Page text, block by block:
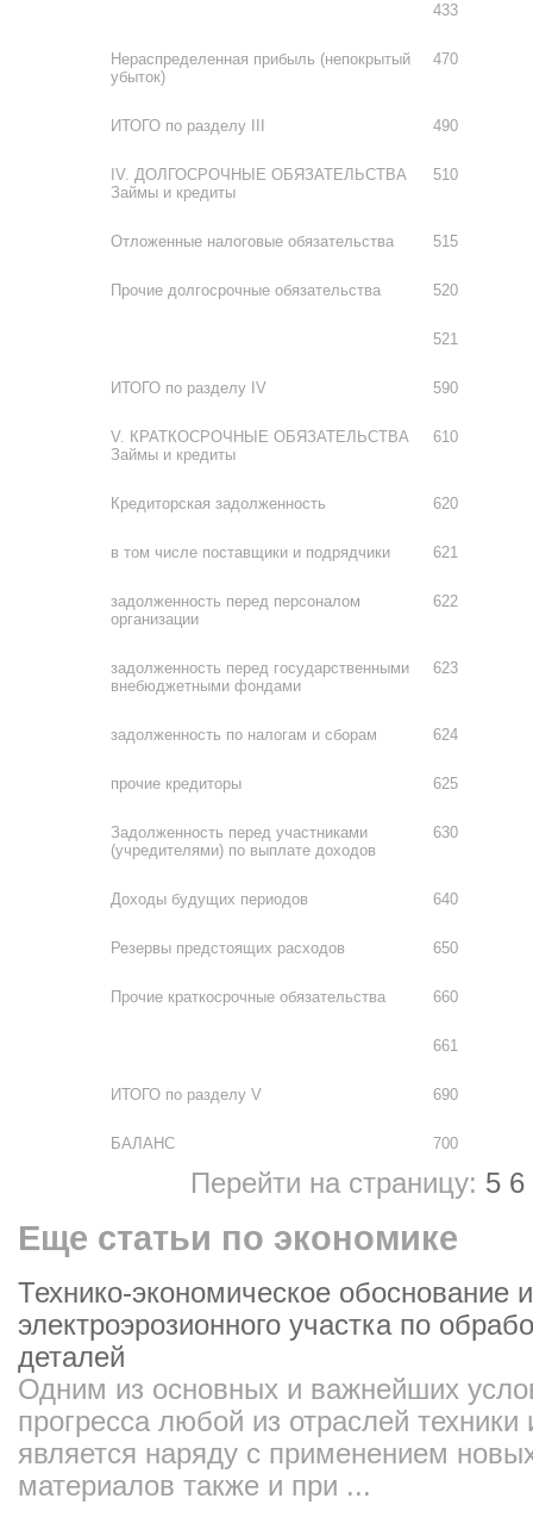
433
Нераспределенная прибыль (непокрытый
убыток)
470
ИТОГО по разделу III 490
IV. ДОЛГОСРОЧНЫЕ ОБЯЗАТЕЛЬСТВА
Займы и кредиты
510
Отложенные налоговые обязательства 515
Прочие долгосрочные обязательства 520
521
ИТОГО по разделу IV 590
V. КРАТКОСРОЧНЫЕ ОБЯЗАТЕЛЬСТВА
Займы и кредиты
610
Кредиторская задолженность 620
в том числе поставщики и подрядчики 621
задолженность перед персоналом
организации
622
задолженность перед государственными
внебюджетными фондами
623
задолженность по налогам и сборам 624
прочие кредиторы 625
Задолженность перед участниками
(учредителями) по выплате доходов
630
Доходы будущих периодов 640
Резервы предстоящих расходов 650
Прочие краткосрочные обязательства 660
661
ИТОГО по разделу V 690
БАЛАНС 700
Перейти на страницу: 5 6
Еще статьи по экономике
Технико-экономическое обоснование
электроэрозионного участка по
деталей
Одним из основных и важнейших
прогресса любой из отраслей
является наряду с применением
материалов также и при ...